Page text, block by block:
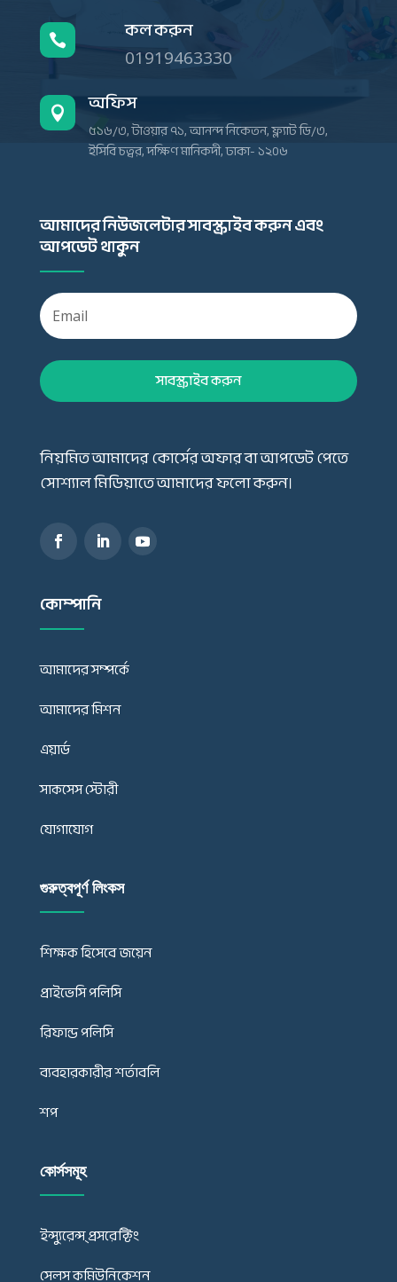
 কল করুন
01919463330
 অফিস
৫১৬/৩, টাওয়ার ৭১, আনন্দ নিকেতন, ফ্ল্যাট ডি/৩,
ইসিবি চত্বর, দক্ষিণ মানিকদী, ঢাকা- ১২০৬
আমাদের নিউজলেটার সাবস্ক্রাইব করুন এবং
আপডেট থাকুন
সাবস্ক্রাইব করুন
নিয়মিত আমাদের কোর্সের অফার বা আপডেট পেতে
সোশ্যাল মিডিয়াতে আমাদের ফলো করুন।
কোম্পানি
আমাদের সম্পর্কে
আমাদের মিশন
এয়ার্ড
সাকসেস স্টোরী
যোগাযোগ
গুরুত্বপূর্ণ লিংকস
শিক্ষক হিসেবে জয়েন
প্রাইভেসি পলিসি
রিফান্ড পলিসি
ব্যবহারকারীর শর্তাবলি
শপ
কোর্সসমূহ
ইন্স্যুরেন্স্ প্রসরেক্টিং
সেলস কমিউনিকেশন